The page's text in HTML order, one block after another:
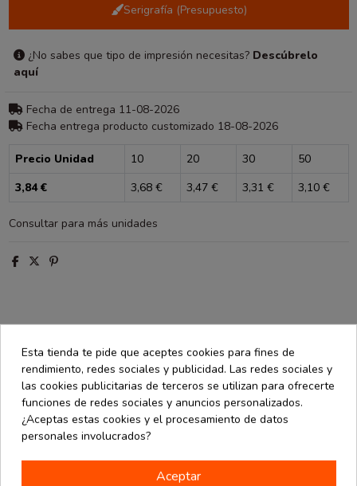
Serigrafía (Presupuesto)
¿No sabes que tipo de impresión necesitas?Descúbrelo
aquí
Fecha de entrega 11-08-2026
Fecha entrega producto customizado 18-08-2026
Precio Unidad 10 20 30
50
3,84 €
3,68 € 3,47 € 3,31 € 3,10 €
Consultar para más unidades
Detalles de producto
Opiniones(0)
El cordel bicolor es un complemento decorativo muy utilizado en
gracias a su atractivo diseño de dos colores entrelazados.
Esta tienda te pide que aceptes cookies para fines de
rendimiento, redes sociales y publicidad. Las redes sociales y
las cookies publicitarias de terceros se utilizan para ofrecerte
funciones de redes sociales y anuncios personalizados.
¿Aceptas estas cookies y el procesamiento de datos
personales involucrados?
Aceptar